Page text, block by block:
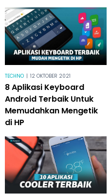
TECHNO | 12 OKTOBER 2021
8 Aplikasi Keyboard
Android Terbaik Untuk
Memudahkan Mengetik
di HP